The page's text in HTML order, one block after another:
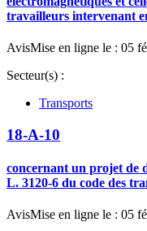
travailleurs intervenant
AvisMise en ligne le : 05
Secteur(s) :
Transports
18-A-10
concernant un projet de
L. 3120-6 du code des
AvisMise en ligne le : 05